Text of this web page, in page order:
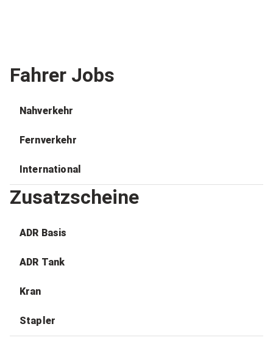
Fahrer Jobs
Nahverkehr
Fernverkehr
International
Zusatzscheine
ADR Basis
ADR Tank
Kran
Stapler